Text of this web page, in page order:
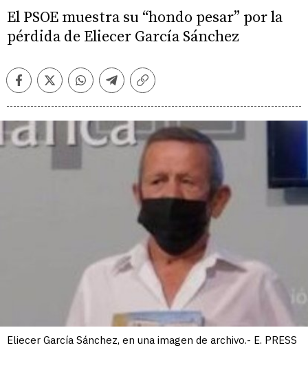
El PSOE muestra su “hondo pesar” por la
pérdida de Eliecer García Sánchez
FacebookTwitterWhatsappTelegramCopiar
Eliecer García Sánchez, en una imagen de archivo.- E. PRESS